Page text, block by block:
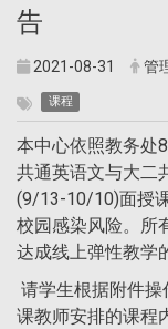
告
2021-08-31 管
课程
本中心依照教务处
共通英语文与大二
(9/13-10/10)面授
校园感染风险。所
达成线上弹性教学
请学生根据附件
课教师安排的课程